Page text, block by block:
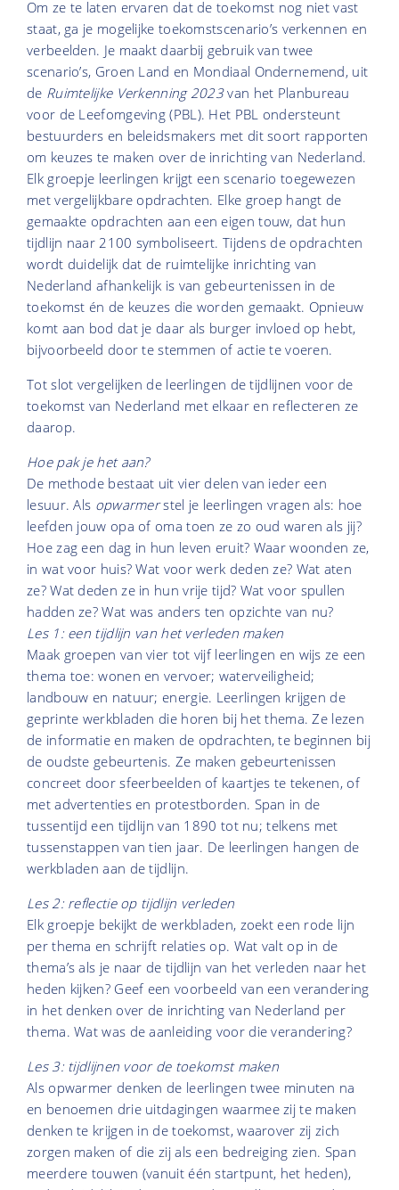
Om ze te laten ervaren dat de toekomst nog niet vast
staat, ga je mogelijke toekomstscenario’s verkennen en
verbeelden. Je maakt daarbij gebruik van twee
scenario’s, Groen Land en Mondiaal Ondernemend, uit
de Ruimtelijke Verkenning 2023van het Planbureau
voor de Leefomgeving (PBL). Het PBL ondersteunt
bestuurders en beleidsmakers met dit soort rapporten
om keuzes te maken over de inrichting van Nederland.
Elk groepje leerlingen krijgt een scenario toegewezen
met vergelijkbare opdrachten. Elke groep hangt de
gemaakte opdrachten aan een eigen touw, dat hun
tijdlijn naar 2100 symboliseert. Tijdens de opdrachten
wordt duidelijk dat de ruimtelijke inrichting van
Nederland afhankelijk is van gebeurtenissen in de
toekomst én de keuzes die worden gemaakt. Opnieuw
komt aan bod dat je daar als burger invloed op hebt,
bijvoorbeeld door te stemmen of actie te voeren.
Tot slot vergelijken de leerlingen de tijdlijnen voor de
toekomst van Nederland met elkaar en reflecteren ze
daarop.
Hoe pak je het aan?
De methode bestaat uit vier delen van ieder een
lesuur. Als opwarmerstel je leerlingen vragen als: hoe
leefden jouw opa of oma toen ze zo oud waren als jij?
Hoe zag een dag in hun leven eruit? Waar woonden ze,
in wat voor huis? Wat voor werk deden ze? Wat aten
ze? Wat deden ze in hun vrije tijd? Wat voor spullen
hadden ze? Wat was anders ten opzichte van nu?
Les 1: een tijdlijn van het verleden maken
Maak groepen van vier tot vijf leerlingen en wijs ze een
thema toe: wonen en vervoer; waterveiligheid;
landbouw en natuur; energie. Leerlingen krijgen de
geprinte werkbladen die horen bij het thema. Ze lezen
de informatie en maken de opdrachten, te beginnen bij
de oudste gebeurtenis. Ze maken gebeurtenissen
concreet door sfeerbeelden of kaartjes te tekenen, of
met advertenties en protestborden. Span in de
tussentijd een tijdlijn van 1890 tot nu; telkens met
tussenstappen van tien jaar. De leerlingen hangen de
werkbladen aan de tijdlijn.
Les 2: reflectie op tijdlijn verleden
Elk groepje bekijkt de werkbladen, zoekt een rode lijn
per thema en schrijft relaties op. Wat valt op in de
thema’s als je naar de tijdlijn van het verleden naar het
heden kijken? Geef een voorbeeld van een verandering
in het denken over de inrichting van Nederland per
thema. Wat was de aanleiding voor die verandering?
Les 3: tijdlijnen voor de toekomst maken
Als opwarmer denken de leerlingen twee minuten na
en benoemen drie uitdagingen waarmee zij te maken
denken te krijgen in de toekomst, waarover zij zich
zorgen maken of die zij als een bedreiging zien. Span
meerdere touwen (vanuit één startpunt, het heden),